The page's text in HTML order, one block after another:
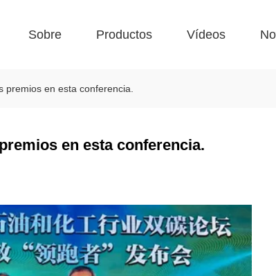
Sobre Productos Vídeos
premios en esta conferencia.
en esta conferencia.